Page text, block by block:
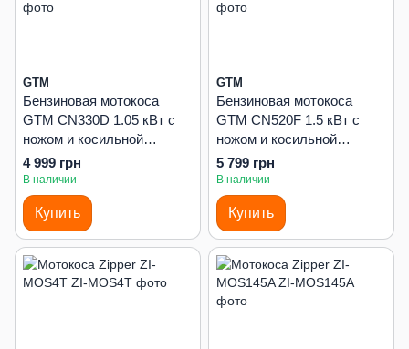
GTM
Бензиновая мотокоса
GTM CN330D 1.05 кВт с
ножом и косильной
головкой Tap'n'Go
4 999 грн
В наличии
Купить
GTM
Бензиновая мотокоса
GTM CN520F 1.5 кВт с
ножом и косильной
головкой Tap'n'Go
5 799 грн
В наличии
Купить